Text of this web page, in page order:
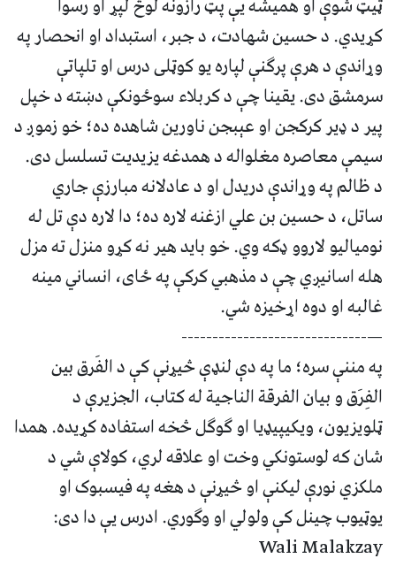
کړیدي. د حسین شهادت، د جبر، استبداد او انحصار په
وړاندې د هرې پرګنې لپاره یو کوټلی درس او تلپاتې
سرمشق دی. یقینا چې د کربلاء سوځونکې دښته د خپل
پیر د ډیر کرکجن او عېبجن ناورین شاهده ده؛ خو زموږ د
سیمې معاصره مغلواله د همدغه یزیدیت تسلسل دی.
د ظالم په وړاندې دریدل او د عادلانه مبارزې جاري
ساتل، د حسین بن علي ازغنه لاره ده؛ دا لاره دې تل له
نومیالیو لاروو ډکه وي. خو باید هیر نه کړو منزل ته مزل
هله اسانیږي چې د مذهبي کرکې په ځای، انساني مینه
غالبه او دوه اړخیزه شي.
—------------------------------
په مننې سره؛ ما په دې لنډې څیړنې کې د الفَرق بين
الفِرَق و بيان الفرقة الناجية له کتاب، الجزیرې د
ټلویزیون، ویکیپیډیا او ګوګل څخه استفاده کړیده. همدا
شان که لوستونکي وخت او علاقه لري، کولاې شي د
ملکزي نورې لیکنې او څیړنې د هغه په فیسبوک او
یوټیوب چینل کې ولولي او وګوري. ادرس یې دا دی:
Wali Malakzay